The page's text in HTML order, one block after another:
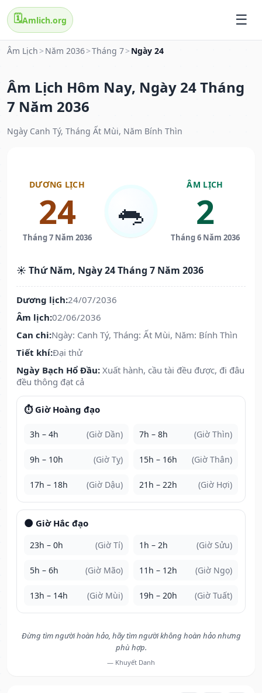
🗓️Amlich.org
Âm Lịch > Năm 2036>Tháng 7> Ngày 24
Âm Lịch Hôm Nay, Ngày 24 Tháng
7 Năm 2036
Ngày Canh Tý, Tháng Ất Mùi, Năm Bính Thìn
DƯƠNG LỊCH
24
Tháng 7 Năm 2036
🐀
ÂM LỊCH
2
Tháng 6 Năm 2036
☀️ Thứ Năm, Ngày 24 Tháng 7 Năm 2036
Dương lịch:24/07/2036
Âm lịch:02/06/2036
Can chi:Ngày: Canh Tý, Tháng: Ất Mùi, Năm: Bính Thìn
Tiết khí:Đại thử
Ngày Bạch Hổ Đầu: Xuất hành, cầu tài đều được, đi đâu
đều thông đạt cả
⏱️ Giờ Hoàng đạo
3h – 4h (Giờ Dần) 7h – 8h (Giờ Thìn)
9h – 10h (Giờ Tỵ) 15h – 16h (Giờ Thân)
17h – 18h (Giờ Dậu) 21h – 22h (Giờ Hợi)
🌑 Giờ Hắc đạo
23h – 0h (Giờ Tí) 1h – 2h (Giờ Sửu)
5h – 6h (Giờ Mão) 11h – 12h (Giờ Ngọ)
13h – 14h (Giờ Mùi) 19h – 20h (Giờ Tuất)
Đừng tìm người hoàn hảo, hãy tìm người không hoàn hảo nhưng
phù hợp.
— Khuyết Danh